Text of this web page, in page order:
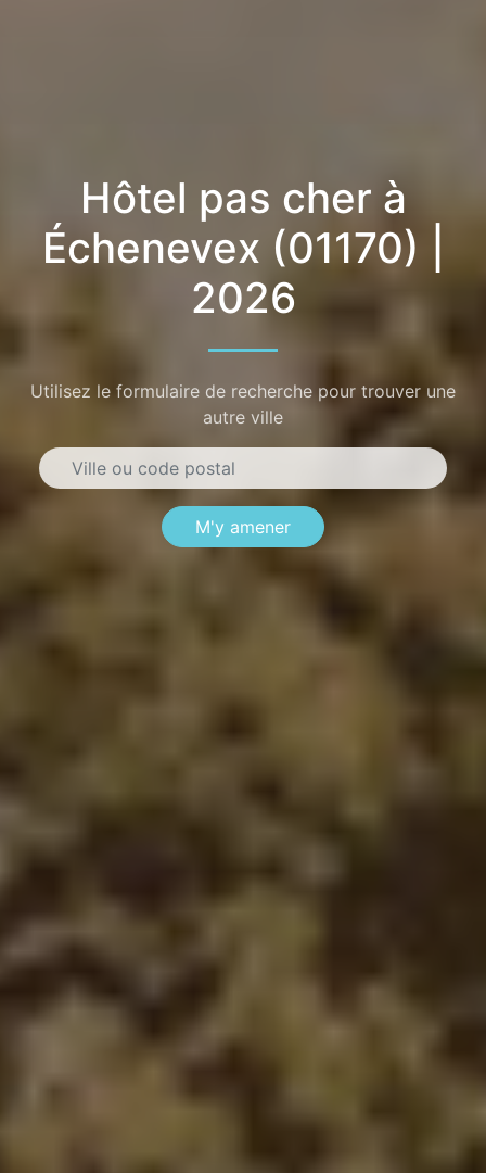
Hôtel pas cher à
Échenevex (01170) |
2026
Utilisez le formulaire de recherche pour trouver une
autre ville
M'y amener